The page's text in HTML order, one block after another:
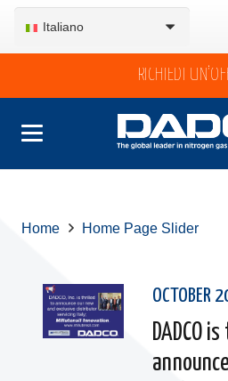
Italiano
RICHIEDI
Home Home Page Slider
OCTOBER
DADCO